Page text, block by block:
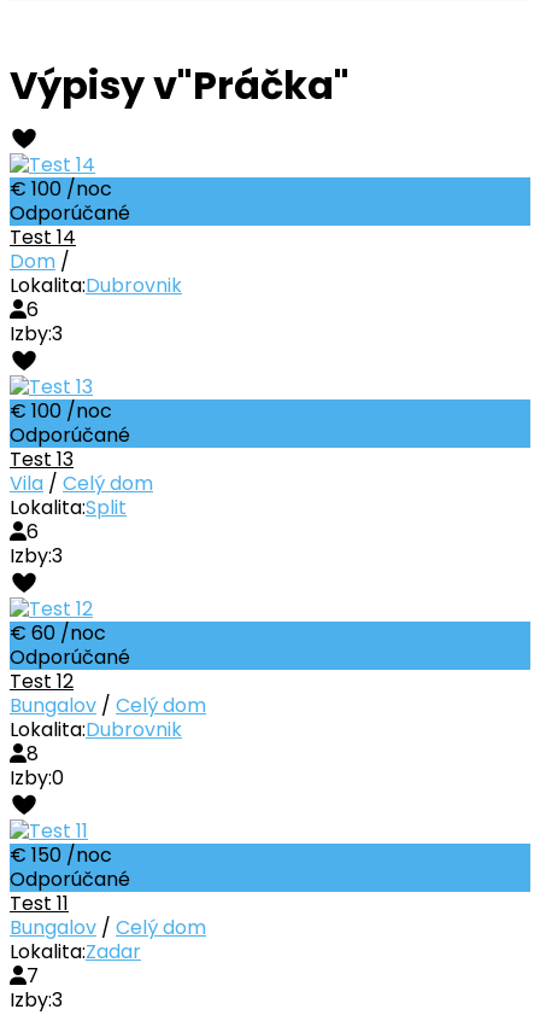
Výpisy v"Práčka"
€ 100 /noc
Odporúčané
Test 14
Dom /
Lokalita:Dubrovnik
6
Izby:3
€ 100 /noc
Odporúčané
Test 13
Vila / Celý dom
Lokalita:Split
6
Izby:3
€ 60 /noc
Odporúčané
Test 12
Bungalov / Celý dom
Lokalita:Dubrovnik
8
Izby:0
€ 150 /noc
Odporúčané
Test 11
Bungalov / Celý dom
Lokalita:Zadar
7
Izby:3